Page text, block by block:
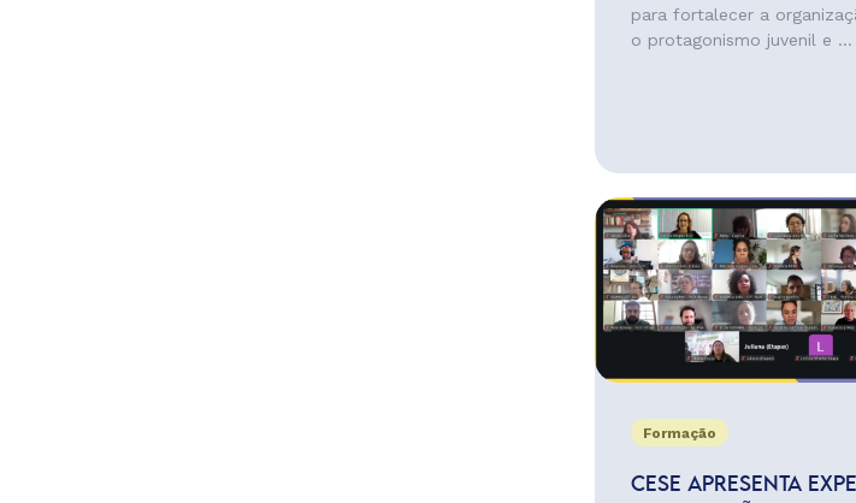
para fortalecer a
o protagonismo juvenil e ...
Formação
CESE APRESENTA